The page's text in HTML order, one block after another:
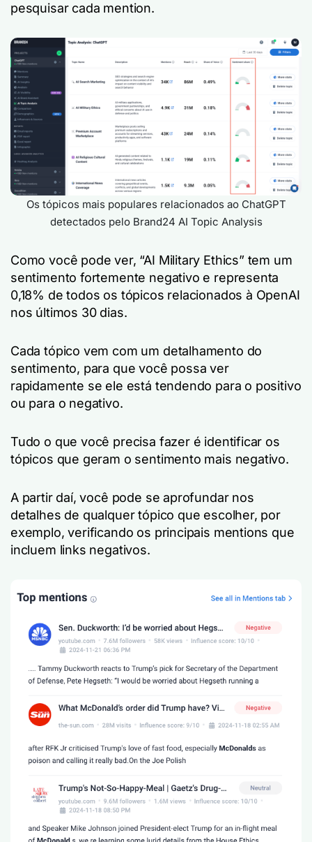
pesquisar cada mention.
Os tópicos mais populares relacionados ao ChatGPT
detectados pelo Brand24 AI Topic Analysis
Como você pode ver, “AI Military Ethics” tem um
sentimento fortemente negativo e representa
0,18% de todos os tópicos relacionados à OpenAI
nos últimos 30 dias.
Cada tópico vem com um detalhamento do
sentimento, para que você possa ver
rapidamente se ele está tendendo para o positivo
ou para o negativo.
Tudo o que você precisa fazer é identificar os
tópicos que geram o sentimento mais negativo.
A partir daí, você pode se aprofundar nos
detalhes de qualquer tópico que escolher, por
exemplo, verificando os principais mentions que
incluem links negativos.